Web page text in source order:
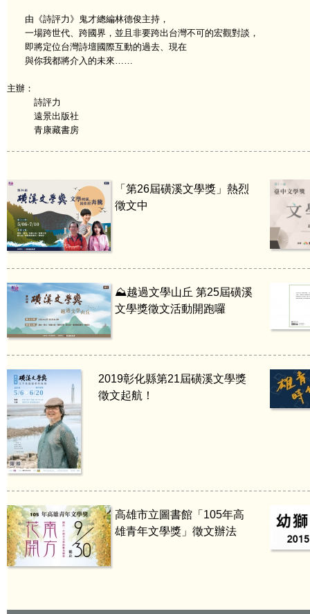
由《詩評力》鬼才總編林德俊主持，
一場跨世代、跨國界，並且非要跨出台灣不可的宏觀對談，
即將定位台灣詩壇國際互動的過去、現在
與你我都將介入的未來……
主辦：
詩評力
遠景出版社
青康藏書房
「第26屆磺溪文學獎」熱烈
徵文中
⛰️越過文學山丘 第25屆磺溪
文學獎徵文活動開跑囉
2019彰化縣第21屆磺溪文學獎
徵文起航！
高雄市立圖書館「105年高
雄青年文學獎」徵文辦法